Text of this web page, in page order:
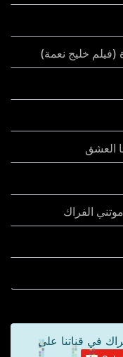
خليج نعمة)
العشق
الفراك
في قناتنا على